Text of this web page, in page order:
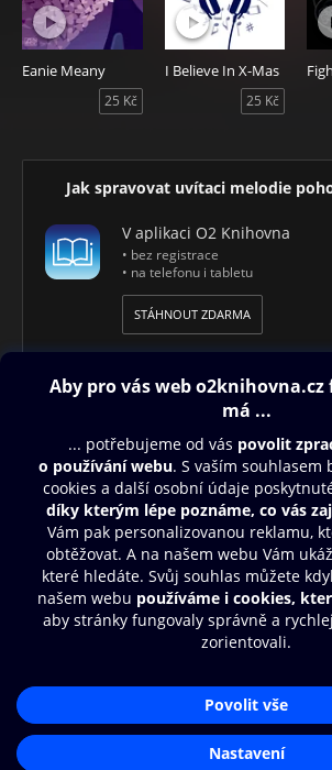
Eanie Meany
25 Kč
I Believe In X-Mas
25 Kč
Jak spravovat uvítaci melodie
V aplikaci O2 Knihovna
• bez registrace
• na telefonu i tabletu
STÁHNOUT ZDARMA
Obsah ke stažení
Moje O2 Knihovna
Další zábava
© O2 Czech Republic a.s.
Zásady zpracování osobních údajů
Aplikace O2
Čti a poslouchej